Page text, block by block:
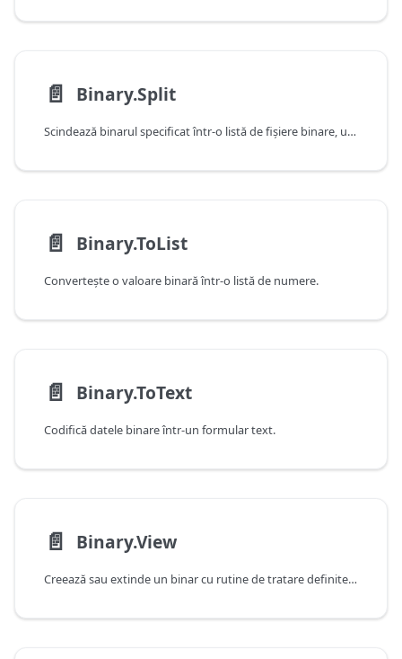
📄️ Binary.Split
Scindează binarul specificat într-o listă de fișiere binare, utilizând dimensiunea de pagină specificată.
📄️ Binary.ToList
Converteşte o valoare binară într-o listă de numere.
📄️ Binary.ToText
Codifică datele binare într-un formular text.
📄️ Binary.View
Creează sau extinde un binar cu rutine de tratare definite de utilizator pentru operații de interogare și acțiune.